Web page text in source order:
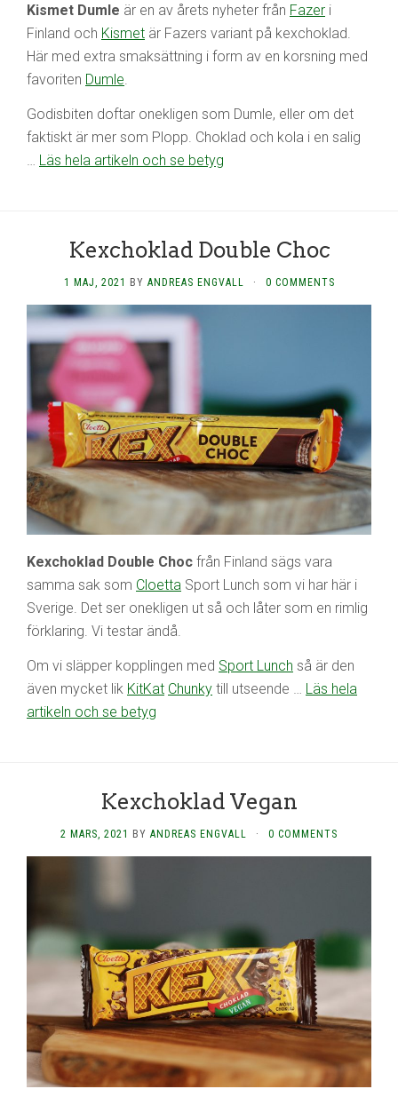
Kismet Dumle är en av årets nyheter från Fazer i
Finland och Kismet är Fazers variant på kexchoklad.
Här med extra smaksättning i form av en korsning med
favoriten Dumle
Godisbiten doftar onekligen som Dumle, eller om det
faktiskt är mer som Plopp. Choklad och kola i en salig
Läs hela artikeln och se betyg
Kexchoklad Double Choc
1 MAJ, 2021 BY ANDREAS ENGVALL · 0 COMMENTS
Kexchoklad Double Choc från Finland sägs vara
samma sak som Cloetta Sport Lunch som vi har här i
Sverige. Det ser onekligen ut så och låter som en rimlig
förklaring. Vi testar ändå.
Om vi släpper kopplingen med Sport Lunch så är den
även mycket lik KitKat Chunky till utseende … Läs hela
artikeln och se betyg
Kexchoklad Vegan
2 MARS, 2021 BY ANDREAS ENGVALL · 0 COMMENTS